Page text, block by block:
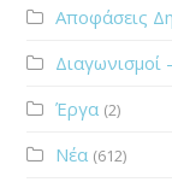
Αποφάσεις
Διαγωνισμοί
Έργα (2)
Νέα (612)